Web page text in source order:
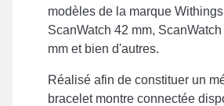
modèles de la marque
ScanWatch 42 mm,
mm et bien d'autres.
Réalisé afin de constituer un
bracelet montre connectée